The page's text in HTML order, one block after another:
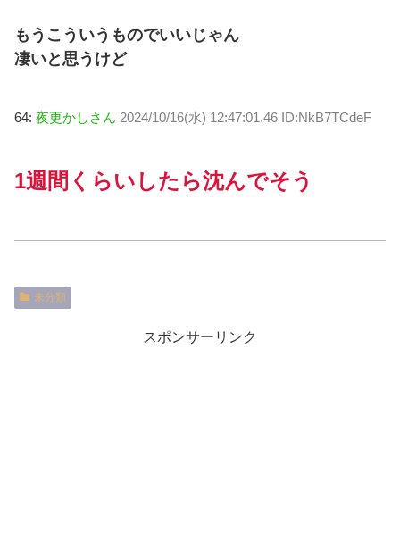
もうこういうものでいいじゃん
凄いと思うけど
64: 夜更かしさん 2024/10/16(水) 12:47:01.46 ID:NkB7TCdeF
1週間くらいしたら沈んでそう
未分類
スポンサーリンク